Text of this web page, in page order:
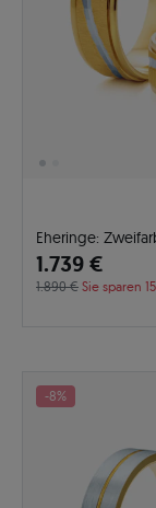
Eheringe:
1.739 €
1.890 € Sie sparen
-8%